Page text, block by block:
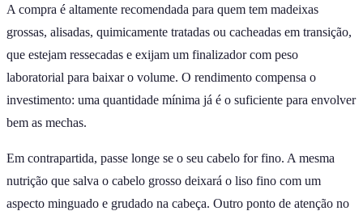
A compra é altamente recomendada para quem tem madeixas
grossas, alisadas, quimicamente tratadas ou cacheadas em transição,
que estejam ressecadas e exijam um finalizador com peso
laboratorial para baixar o volume. O rendimento compensa o
investimento: uma quantidade mínima já é o suficiente para envolver
bem as mechas.
Em contrapartida, passe longe se o seu cabelo for fino. A mesma
nutrição que salva o cabelo grosso deixará o liso fino com um
aspecto minguado e grudado na cabeça. Outro ponto de atenção no